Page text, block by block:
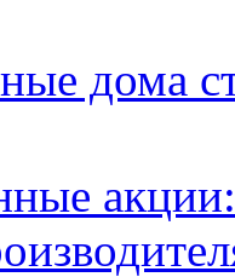
дома